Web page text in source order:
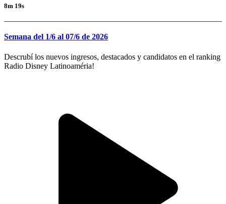
8m 19s
Semana del 1/6 al 07/6 de 2026
Descrubí los nuevos ingresos, destacados y candidatos en el ranking
Radio Disney Latinoaméria!